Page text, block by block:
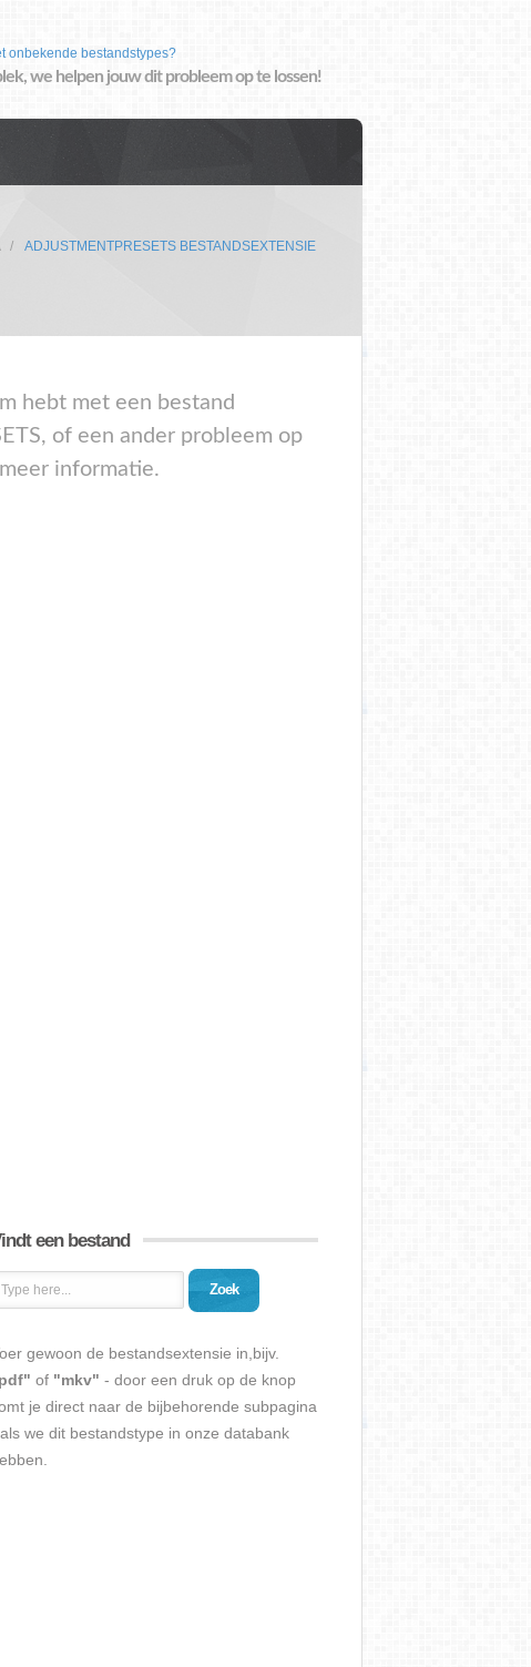
onbekende bestandstypes?
we helpen jouw dit probleem op te lossen!
ADJUSTMENTPRESETS BESTANDSEXTENSIE
hebt met een bestand
of een ander probleem op
informatie.
een bestand
Zoek
gewoon de bestandsextensie in,bijv.
of "mkv" - door een druk op de knop
je direct naar de bijbehorende subpagina
we dit bestandstype in onze databank